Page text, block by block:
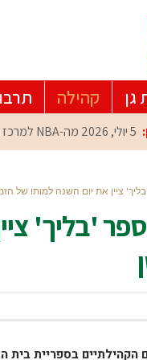
גן קהילה
5 יולי, 2026 מה-NBA למרכז הפיתוח ברמת גן: עומרי כספי במפגש הוקרה מיוחד
ציין את יום השנה למותו של
'בליך'
בספריית בית